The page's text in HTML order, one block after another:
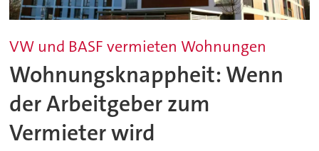
VW und BASF vermieten Wohnungen
Wohnungsknappheit: Wenn
der Arbeitgeber zum
Vermieter wird